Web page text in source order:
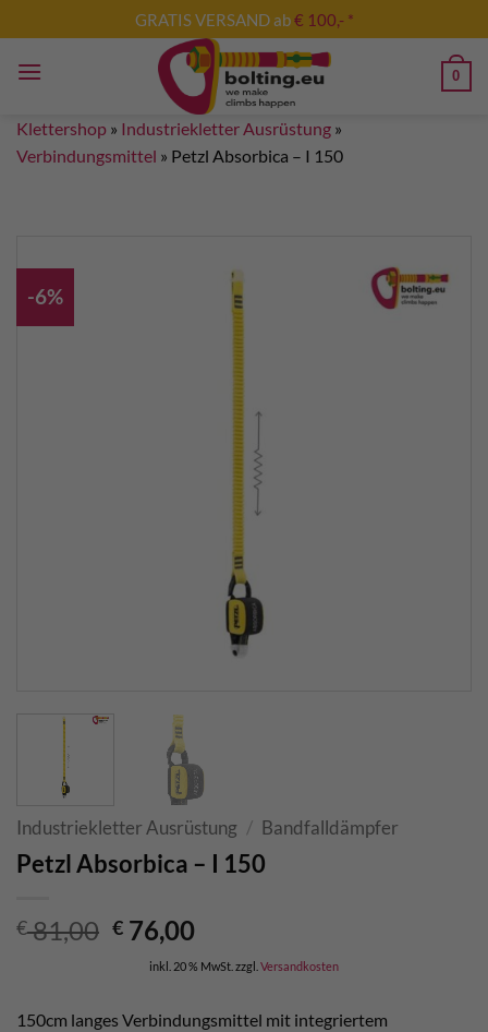
Inhalt
springen
GRATIS VERSAND ab€ 100,- *
0
Klettershop » Industriekletter Ausrüstung »
Verbindungsmittel » Petzl Absorbica – I 150
-6%
Industriekletter Ausrüstung / Bandfalldämpfer
Petzl Absorbica – I 150
€81,00 Ursprünglicher
Preis
war:
€ 81,00
€ 76,00Aktueller
Preis
ist:
€ 76,00.
inkl. 20 % MwSt. zzgl. Versandkosten
150cm langes Verbindungsmittel mit integriertem